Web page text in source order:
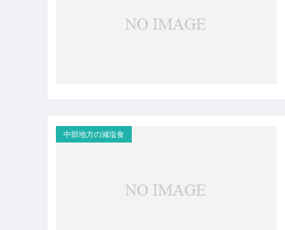
中部地方の減塩食